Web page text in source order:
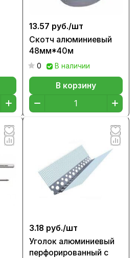
13.57 руб./шт
Скотч алюминиевый
48мм*40м
0 В наличии
В корзину
3.18 руб./шт
Уголок алюминиевый
перфорированный с